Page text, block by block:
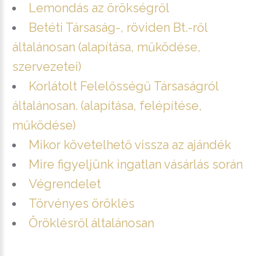
Lemondás az örökségről
Betéti Társaság-, röviden Bt.-ről
általánosan (alapítása, működése,
szervezetei)
Korlátolt Felelősségű Társaságról
általánosan. (alapítása, felépítése,
működése)
Mikor követelhető vissza az ajándék
Mire figyeljünk ingatlan vásárlás során
Végrendelet
Törvényes öröklés
Öröklésről általánosan